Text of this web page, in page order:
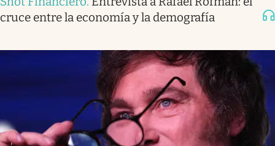
cruce entre la economía y la demografía